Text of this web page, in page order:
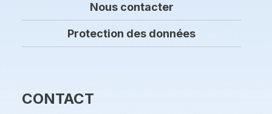
Nous contacter
Protection des données
CONTACT